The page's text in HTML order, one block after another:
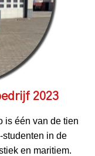
2023
is één van de tien
in de
en maritiem.